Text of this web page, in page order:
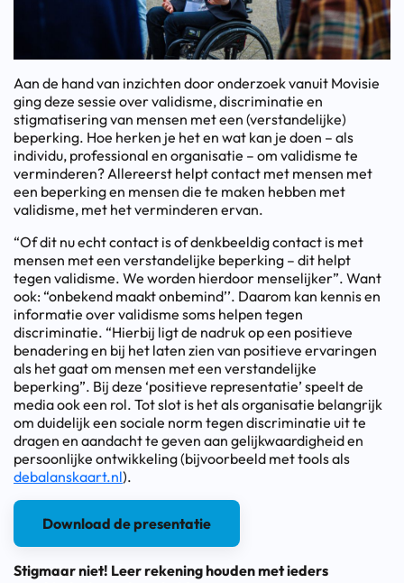
Aan de hand van inzichten door onderzoek vanuit Movisie
ging deze sessie over validisme, discriminatie en
stigmatisering van mensen met een (verstandelijke)
beperking. Hoe herken je het en wat kan je doen – als
individu, professional en organisatie – om validisme te
verminderen? Allereerst helpt contact met mensen met
een beperking en mensen die te maken hebben met
validisme, met het verminderen ervan.
“Of dit nu echt contact is of denkbeeldig contact is met
mensen met een verstandelijke beperking – dit helpt
tegen validisme. We worden hierdoor menselijker”. Want
ook: “onbekend maakt onbemind’’. Daarom kan kennis en
informatie over validisme soms helpen tegen
discriminatie. “Hierbij ligt de nadruk op een positieve
benadering en bij het laten zien van positieve ervaringen
als het gaat om mensen met een verstandelijke
beperking”. Bij deze ‘positieve representatie’ speelt de
media ook een rol. Tot slot is het als organisatie belangrijk
om duidelijk een sociale norm tegen discriminatie uit te
dragen en aandacht te geven aan gelijkwaardigheid en
persoonlijke ontwikkeling (bijvoorbeeld met tools als
debalanskaart.nl).
Download de presentatie
Stigmaar niet! Leer rekening houden met ieders